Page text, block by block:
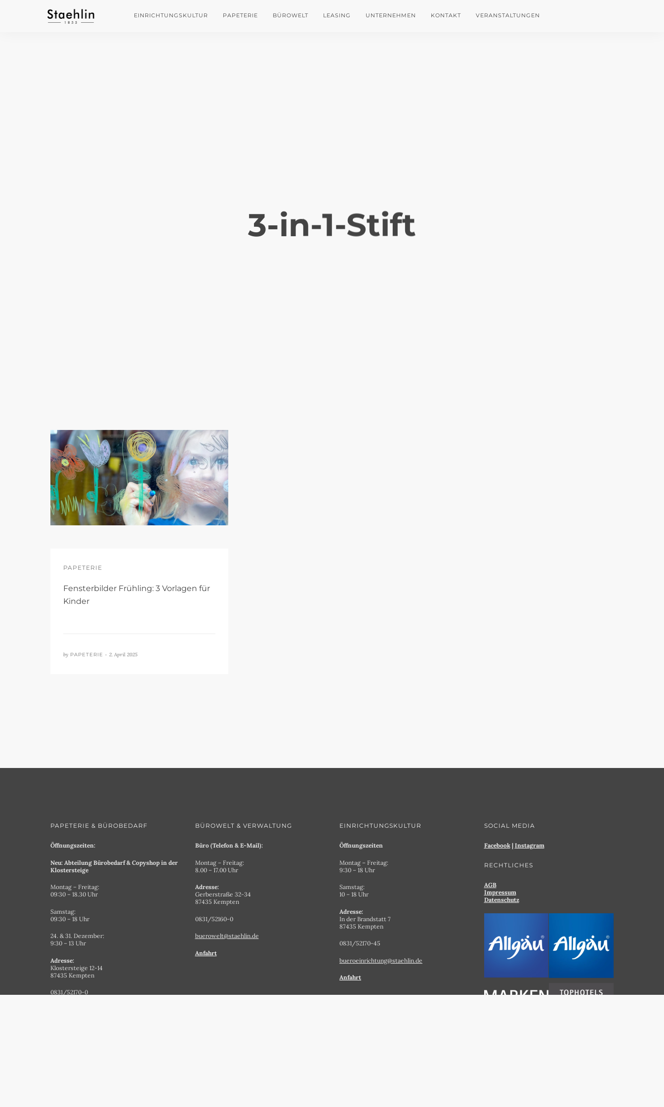
EINRICHTUNGSKULTUR PAPETERIE BÜROWELT LEASING UNTERNEHMEN KONTAKT VERANSTALTUNGEN
3-in-1-Stift
PAPETERIE
Fensterbilder Frühling: 3 Vorlagen für
Kinder
by PAPETERIE • 2. April 2025
PAPETERIE & BÜROBEDARF
Öffnungszeiten:
Neu: Abteilung Bürobedarf & Copyshop in der
Klostersteige
Montag – Freitag:
09:30 – 18.30 Uhr
Samstag:
09:30 – 18 Uhr
24. & 31. Dezember:
9:30 – 13 Uhr
Adresse:
Klostersteige 12-14
87435 Kempten
0831/52170-0
BÜROWELT & VERWALTUNG
Büro (Telefon & E-Mail):
Montag – Freitag:
8.00 – 17.00 Uhr
Adresse:
Gerberstraße 32-34
87435 Kempten
0831/52160-0
buerowelt@staehlin.de
Anfahrt
EINRICHTUNGSKULTUR
Öffnungszeiten
Montag – Freitag:
9:30 – 18 Uhr
Samstag:
10 – 18 Uhr
Adresse:
In der Brandstatt 7
87435 Kempten
0831/52170-45
bueroeinrichtung@staehlin.de
Anfahrt
SOCIAL MEDIA
Facebook| Instagram
RECHTLICHES
AGB
Impressum
Datenschutz